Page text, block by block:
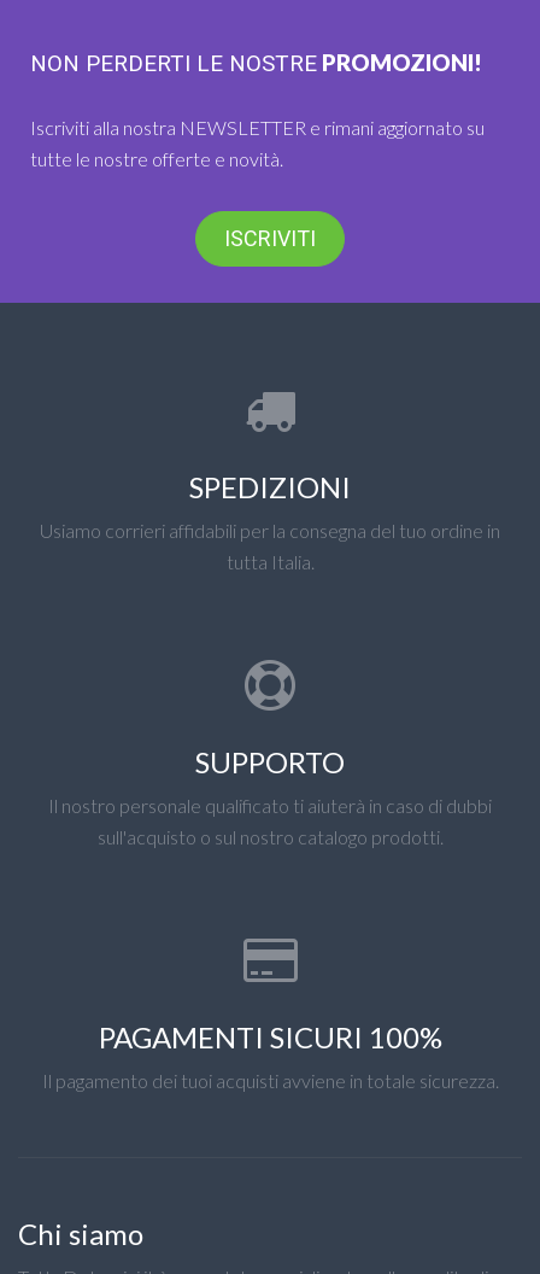
NON PERDERTI LE NOSTRE PROMOZIONI!
Iscriviti alla nostra NEWSLETTER e rimani aggiornato su
tutte le nostre offerte e novità.
ISCRIVITI
SPEDIZIONI
Usiamo corrieri affidabili per la consegna del tuo ordine in
tutta Italia.
SUPPORTO
Il nostro personale qualificato ti aiuterà in caso di dubbi
sull'acquisto o sul nostro catalogo prodotti.
PAGAMENTI SICURI 100%
Il pagamento dei tuoi acquisti avviene in totale sicurezza.
Chi siamo